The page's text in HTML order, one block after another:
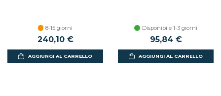
8-15 giorni
240,10 €
AGGIUNGI AL CARRELLO
Disponibile 1-3 giorni
95,84 €
AGGIUNGI AL CARRELLO